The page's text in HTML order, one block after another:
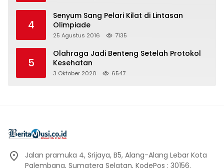
4
Senyum Sang Pelari Kilat di Lintasan
Olimpiade
25 Agustus 2016 7135
5
Olahraga Jadi Benteng Setelah Protokol
Kesehatan
3 Oktober 2020 6547
Jalan pramuka 4, Srijaya, B5, Alang-Alang Lebar Kota
Palembang, Sumatera Selatan, KodePos : 30156.